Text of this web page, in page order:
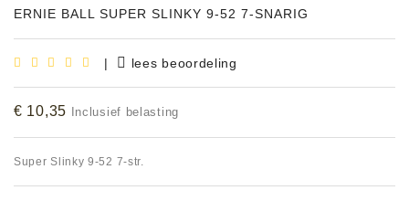
Shop
Bladmuziek
Accessoires
MODELLEN
ERNIE BALL SUPER SLINKY 9-52 7-SNARIG
| lees beoordeling
€ 10,35 Inclusief belasting
Super Slinky 9-52 7-str.